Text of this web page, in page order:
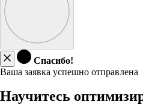
Спасибо!
Ваша заявка успешно отправлена
Научитесь